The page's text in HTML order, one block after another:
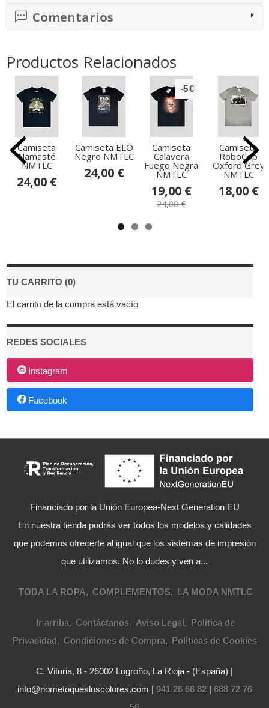
TU CARRITO (0)
El carrito de la compra está vacío
REDES SOCIALES
Instagram
Facebook
Comentarios
Productos Relacionados
Camiseta
Namasté
NMTLC
24,00 €
Camiseta ELO
Negro NMTLC
24,00 €
-5 €
Camiseta
Calavera
Fuego Negra
NMTLC
19,00 €
24,00 €
Camiseta
RoboCop
Oxford Grey
NMTLC
18,00 €
Financiado por la Unión Europea-Next Generation EU
En nuestra tienda podrás ver todos los modelos y calidades
que podemos ofrecerte al igual que los sistemas de impresión
que utilizamos. No lo dudes y ven a...
TODA LA ROPA COMPLEMENTOS LA MODA NMTLC
Ir arriba Contáctanos Aviso Legal
Política de
Privacidad
Condiciones de Compra Políticas de Cookies
C. Vitoria, 8 - 26002 Logroño, La Rioja - (España) |
info@nometoquesloscolores.com | 941 26 66 82| 688 72 76